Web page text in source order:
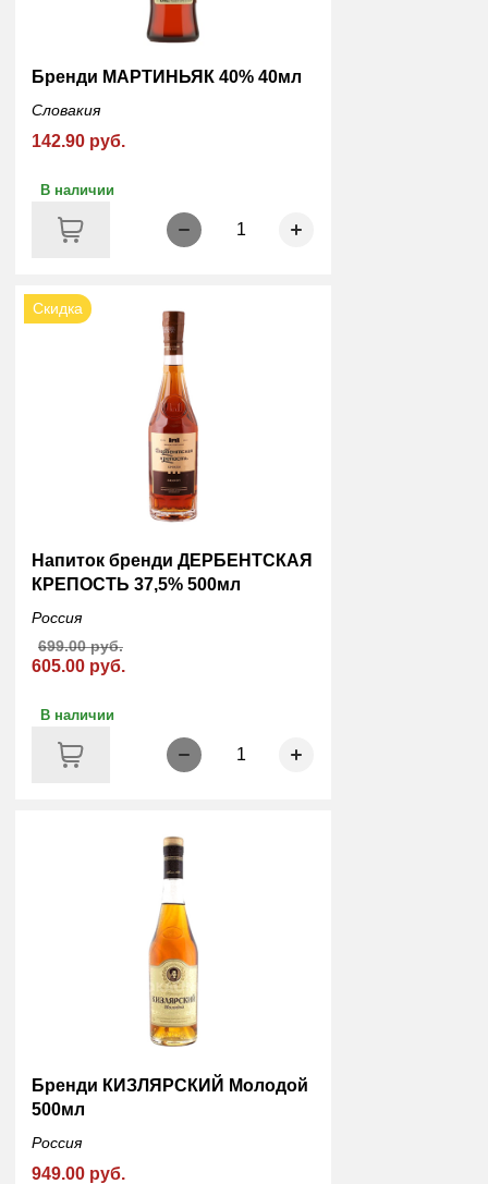
Бренди МАРТИНЬЯК 40% 40мл
Словакия
142.90 руб.
В наличии
1
Скидка
Напиток бренди ДЕРБЕНТСКАЯ
КРЕПОСТЬ 37,5% 500мл
Россия
605.00 руб.
699.00 руб.
В наличии
1
Бренди КИЗЛЯРСКИЙ Молодой
500мл
Россия
949.00 руб.